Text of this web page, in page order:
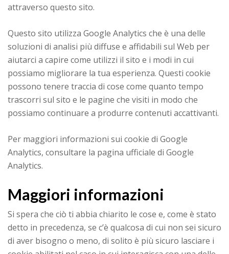
attraverso questo sito.
Questo sito utilizza Google Analytics che è una delle
soluzioni di analisi più diffuse e affidabili sul Web per
aiutarci a capire come utilizzi il sito e i modi in cui
possiamo migliorare la tua esperienza. Questi cookie
possono tenere traccia di cose come quanto tempo
trascorri sul sito e le pagine che visiti in modo che
possiamo continuare a produrre contenuti accattivanti.
Per maggiori informazioni sui cookie di Google
Analytics, consultare la pagina ufficiale di Google
Analytics.
Maggiori informazioni
Si spera che ciò ti abbia chiarito le cose e, come è stato
detto in precedenza, se c’è qualcosa di cui non sei sicuro
di aver bisogno o meno, di solito è più sicuro lasciare i